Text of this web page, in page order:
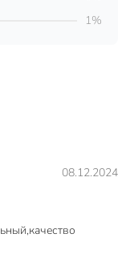
эфирные масла
3.16 кг
08.12.2024
1%